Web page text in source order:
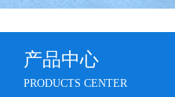
产品中心
PRODUCTS CENTER